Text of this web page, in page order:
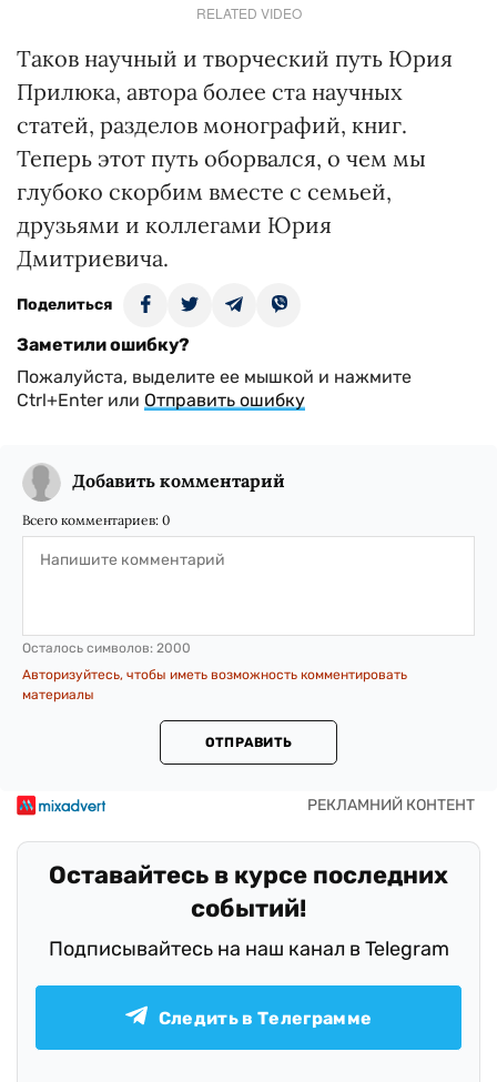
RELATED VIDEO
Таков научный и творческий путь Юрия
Прилюка, автора более ста научных
статей, разделов монографий, книг.
Теперь этот путь оборвался, о чем мы
глубоко скорбим вместе с семьей,
друзьями и коллегами Юрия
Дмитриевича.
Поделиться
Заметили ошибку?
Пожалуйста, выделите ее мышкой и нажмите
Ctrl+Enter или Отправить ошибку
Добавить комментарий
Всего комментариев: 0
Осталось символов: 2000
Авторизуйтесь, чтобы иметь возможность комментировать
материалы
ОТПРАВИТЬ
Оставайтесь в курсе последних
событий!
Подписывайтесь на наш канал в Telegram
Следить в Телеграмме